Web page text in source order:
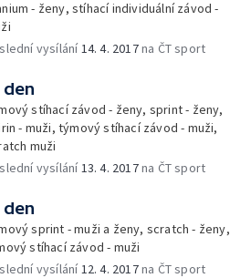
- ženy, stíhací individuální závod -
vysílání14. 4. 2017na ČT sport
den
stíhací závod - ženy, sprint - ženy,
- muži, týmový stíhací závod - muži,
muži
vysílání13. 4. 2017na ČT sport
den
sprint - muži a ženy, scratch - ženy,
stíhací závod - muži
vysílání12. 4. 2017na ČT sport